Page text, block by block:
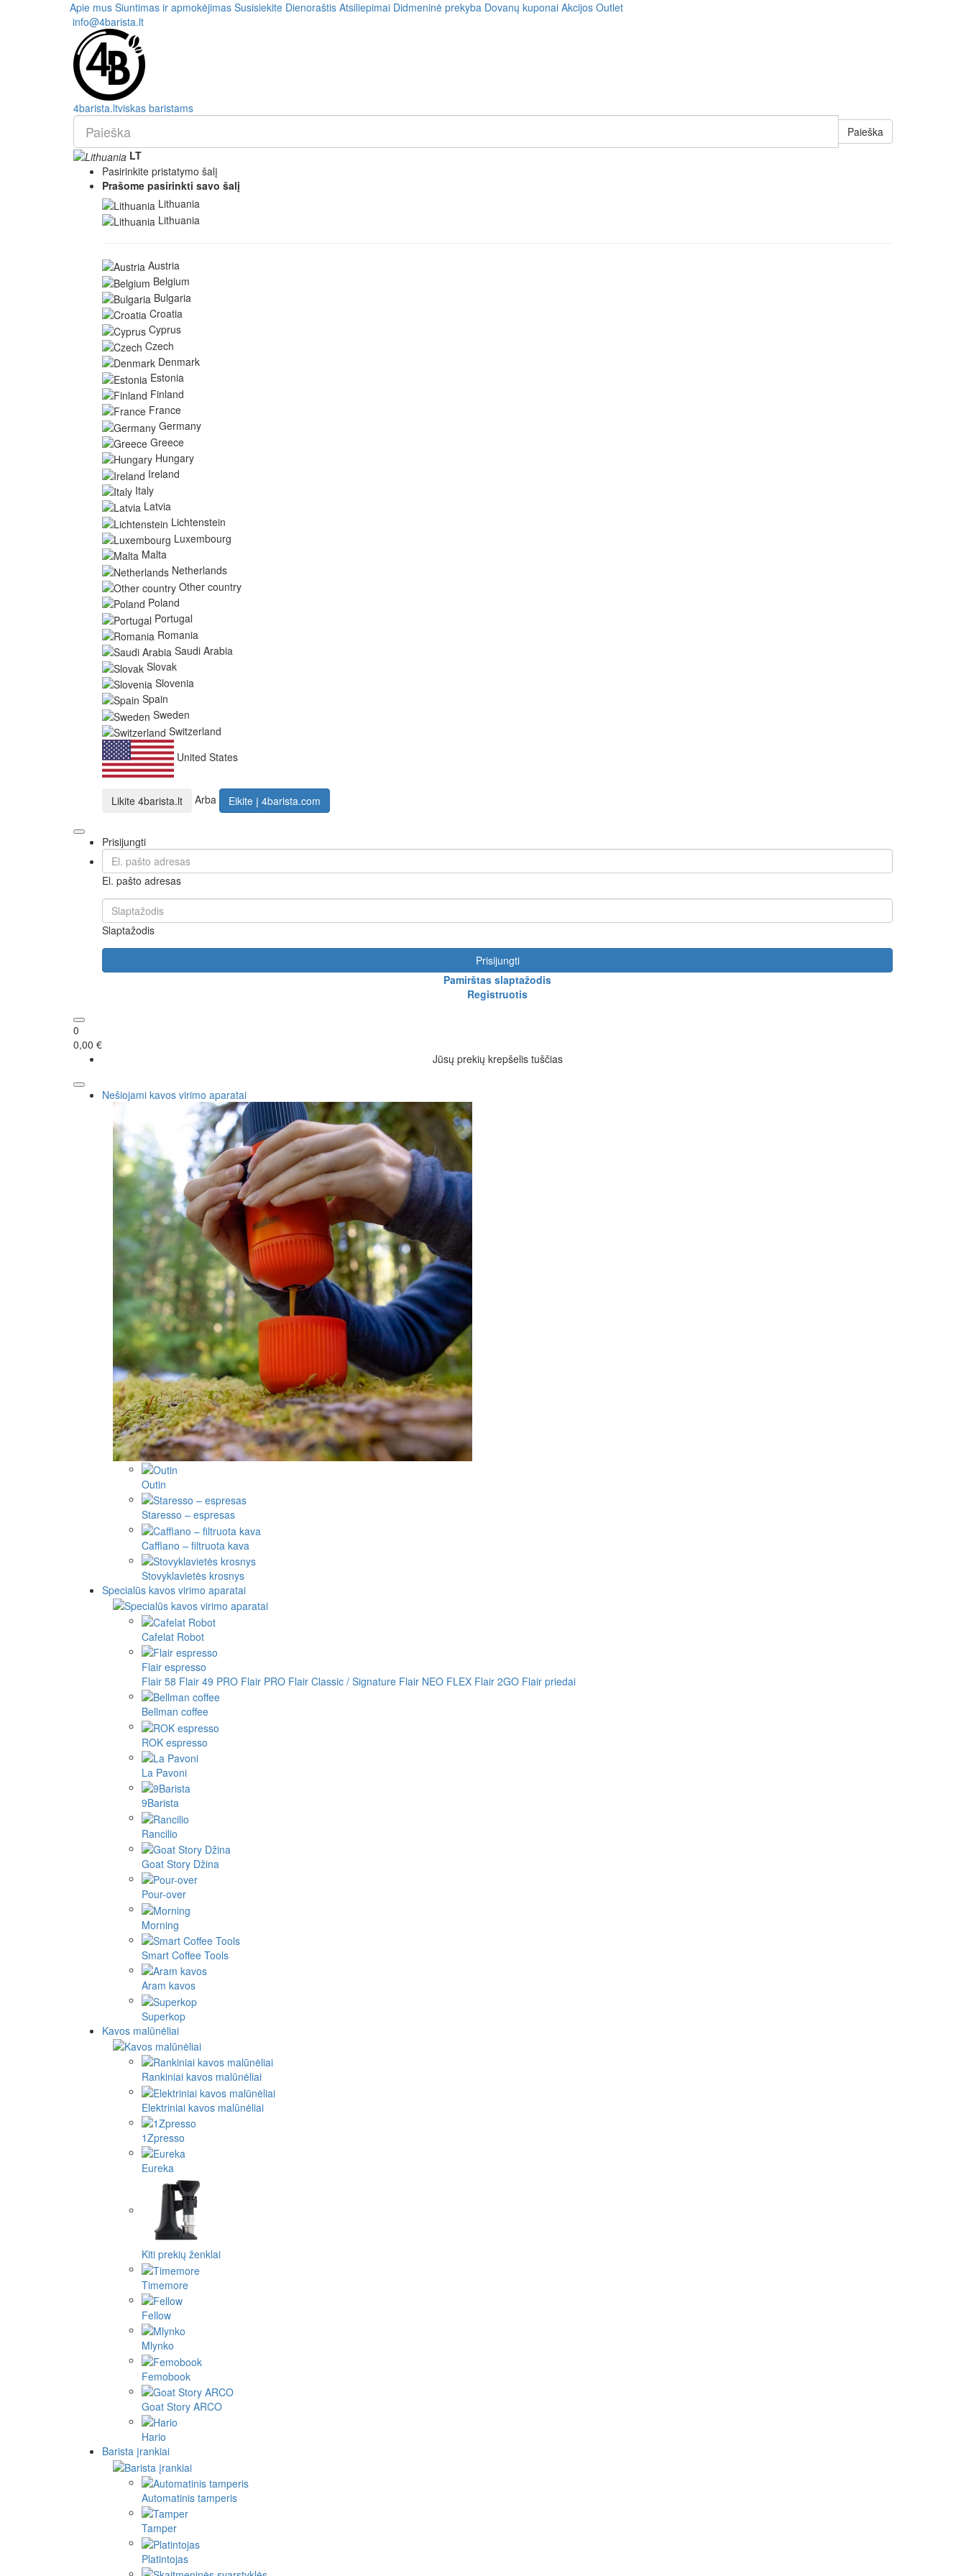
Apie mus Siuntimas ir apmokėjimas Susisiekite Dienoraštis Atsiliepimai Didmeninė prekyba Dovanų kuponai Akcijos Outlet
info@4barista.lt
4barista.ltviskas baristams
Paieška
LT
Pasirinkite pristatymo šalį
Prašome pasirinkti savo šalį
Lithuania
Lithuania
Austria
Belgium
Bulgaria
Croatia
Cyprus
Czech
Denmark
Estonia
Finland
France
Germany
Greece
Hungary
Ireland
Italy
Latvia
Lichtenstein
Luxembourg
Malta
Netherlands
Other country
Poland
Portugal
Romania
Saudi Arabia
Slovak
Slovenia
Spain
Sweden
Switzerland
United States
Likite 4barista.lt Arba Eikite į 4barista.com
Prisijungti
El. pašto adresas
Slaptažodis
Prisijungti
Pamirštas slaptažodis
Registruotis
0
0,00 €
Jūsų prekių krepšelis tuščias
Nešiojami kavos virimo aparatai
Outin
Staresso – espresas
Cafflano – filtruota kava
Stovyklavietės krosnys
Specialūs kavos virimo aparatai
Cafelat Robot
Flair espresso
Flair 58 Flair 49 PRO Flair PRO Flair Classic / Signature Flair NEO FLEX Flair 2GO Flair priedai
Bellman coffee
ROK espresso
La Pavoni
9Barista
Rancilio
Goat Story Džina
Pour-over
Morning
Smart Coffee Tools
Aram kavos
Superkop
Kavos malūnėliai
Rankiniai kavos malūnėliai
Elektriniai kavos malūnėliai
1Zpresso
Eureka
Kiti prekių ženklai
Timemore
Fellow
Mlynko
Femobook
Goat Story ARCO
Hario
Barista įrankiai
Automatinis tamperis
Tamper
Platintojas